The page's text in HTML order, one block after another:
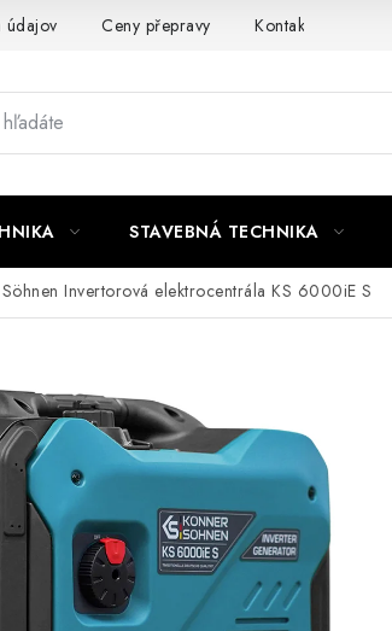
údajov Ceny přepravy Kontakty
STAVEBNÁ TECHNIKA
Invertorová elektrocentrála KS 6000iE S